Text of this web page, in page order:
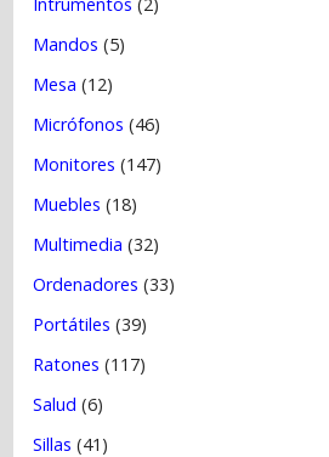
Mandos (5)
Mesa (12)
Micrófonos (46)
Monitores (147)
Muebles (18)
Multimedia (32)
Ordenadores (33)
Portátiles (39)
Ratones (117)
Salud (6)
Sillas (41)